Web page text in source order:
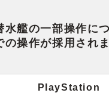
水艦の一部操作に
の操作が採用され
PlayStation